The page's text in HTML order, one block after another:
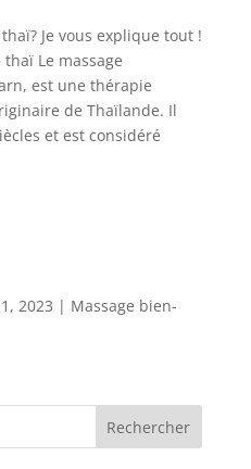
Je vous explique tout !
Le massage
est une thérapie
de Thaïlande. Il
et est considéré
2023 | Massage bien-